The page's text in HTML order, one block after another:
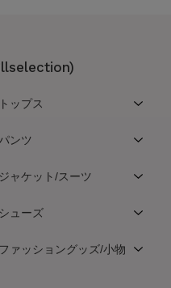
トップス
パンツ
ジャケット/スーツ
シューズ
ファッショングッズ/小物